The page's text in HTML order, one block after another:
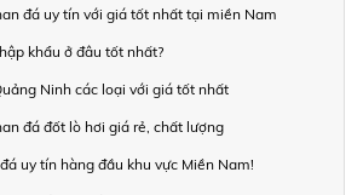
đá uy tín với giá tốt nhất tại miền Nam
khẩu ở đâu tốt nhất?
Ninh các loại với giá tốt nhất
đá đốt lò hơi giá rẻ, chất lượng
uy tín hàng đầu khu vực Miền Nam!